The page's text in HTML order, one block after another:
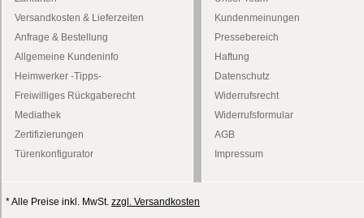
Versandkosten & Lieferzeiten
Anfrage & Bestellung
Allgemeine Kundeninfo
Heimwerker -Tipps-
Freiwilliges Rückgaberecht
Mediathek
Zertifizierungen
Türenkonfigurator
Kundenmeinungen
Pressebereich
Haftung
Datenschutz
Widerrufsrecht
Widerrufsformular
AGB
Impressum
* Alle Preise inkl. MwSt. zzgl. Versandkosten